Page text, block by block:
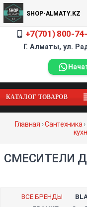
SHOP-ALMATY.KZ
+7(701) 800-
Г. Алматы, ул.
КАТАЛОГ ТОВАРОВ
Главная ›Сантехника ›
СМЕСИТЕЛИ
ВСЕ БРЕНДЫ